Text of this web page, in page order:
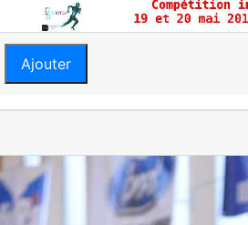
Ajouter